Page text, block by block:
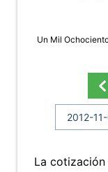
Un Mil
La